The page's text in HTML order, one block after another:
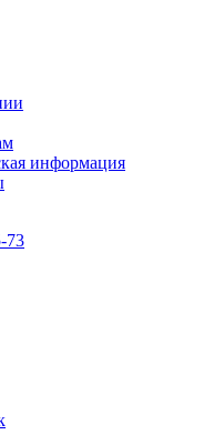
информация
73